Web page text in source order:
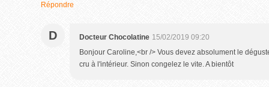
Répondre
D Docteur Chocolatine 15/02/2019 09:20
Bonjour Caroline,<br /> Vous devez absolument le
cru à l'intérieur. Sinon congelez le vite. A bientôt